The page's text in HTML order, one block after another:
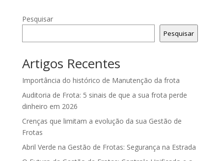
Pesquisar
Pesquisar
Artigos Recentes
Importância do histórico de Manutenção da frota
Auditoria de Frota: 5 sinais de que a sua frota perde
dinheiro em 2026
Crenças que limitam a evolução da sua Gestão de
Frotas
Abril Verde na Gestão de Frotas: Segurança na Estrada